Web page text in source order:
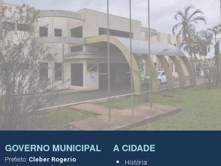
GOVERNO MUNICIPAL
Prefeito: Cleber Rogerio
A CIDADE
História